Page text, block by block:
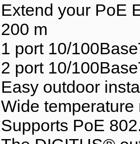
Extend your PoE
200 m
1 port 10/
2 port 10/
Easy outdoor
Wide temperature
Supports PoE